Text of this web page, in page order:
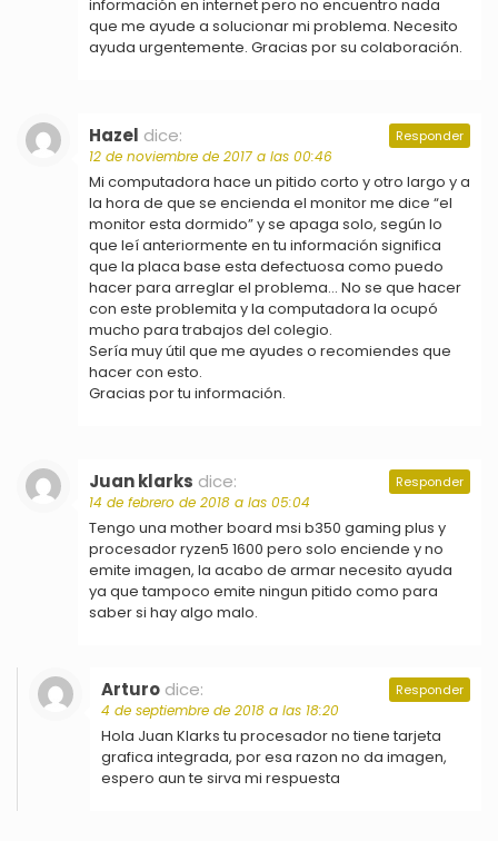
información en internet pero no encuentro nada
que me ayude a solucionar mi problema. Necesito
ayuda urgentemente. Gracias por su colaboración.
Hazel dice:
12 de noviembre de 2017 a las 00:46
Mi computadora hace un pitido corto y otro largo y a
la hora de que se encienda el monitor me dice “el
monitor esta dormido” y se apaga solo, según lo
que leí anteriormente en tu información significa
que la placa base esta defectuosa como puedo
hacer para arreglar el problema… No se que hacer
con este problemita y la computadora la ocupó
mucho para trabajos del colegio.
Sería muy útil que me ayudes o recomiendes que
hacer con esto.
Gracias por tu información.
Responder
Juan klarks dice:
14 de febrero de 2018 a las 05:04
Tengo una mother board msi b350 gaming plus y
procesador ryzen5 1600 pero solo enciende y no
emite imagen, la acabo de armar necesito ayuda
ya que tampoco emite ningun pitido como para
saber si hay algo malo.
Responder
Arturo dice:
4 de septiembre de 2018 a las 18:20
Hola Juan Klarks tu procesador no tiene tarjeta
grafica integrada, por esa razon no da imagen,
espero aun te sirva mi respuesta
Responder